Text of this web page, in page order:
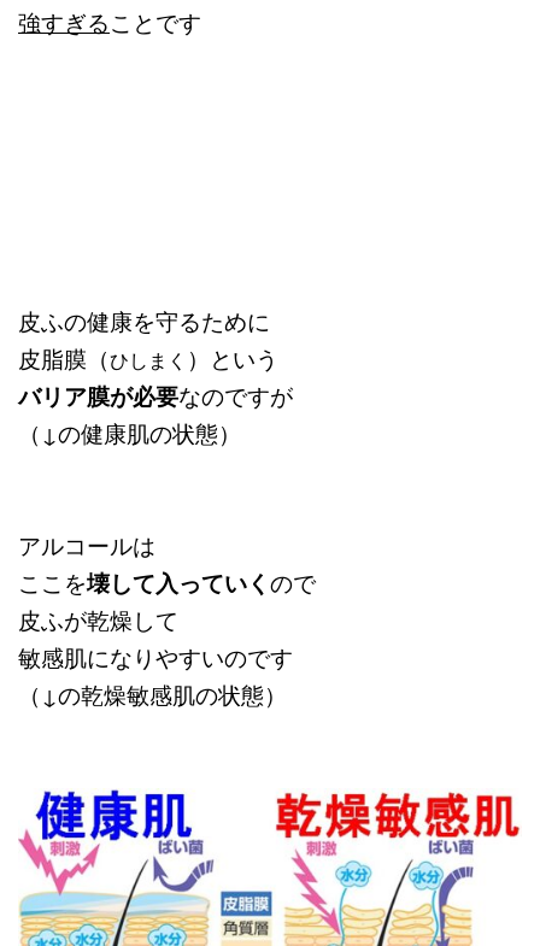
強すぎることです
皮ふの健康を守るために
皮脂膜（ひしまく ）という
バリア膜が必要なのですが
（↓の健康肌の状態）
アルコールは
ここを壊して入っていく ので
皮ふが乾燥して
敏感肌になりやすいのです
（↓の乾燥敏感肌の状態）